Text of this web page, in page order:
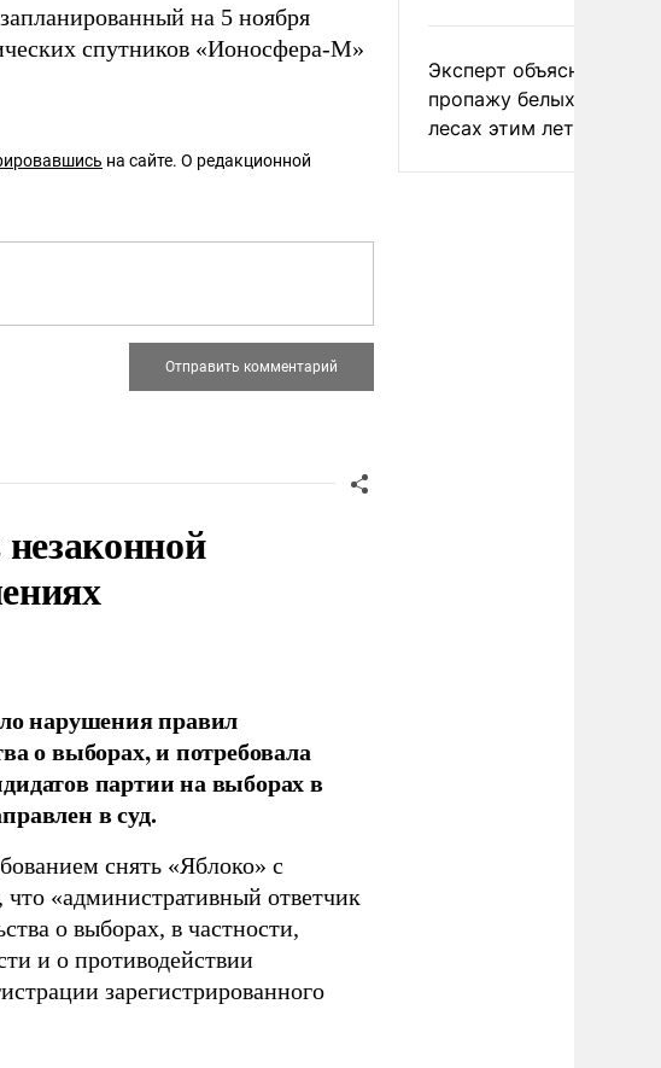
запланированный на 5 ноября
спутников «Ионосфера-М»
на сайте. О редакционной
нарушения правил
о выборах, и потребовала
партии на выборах в
в суд.
снять «Яблоко» с
что «административный ответчик
о выборах, в частности,
и о противодействии
зарегистрированного
Эксперт объяснил
пропажу белых грибов
лесах этим летом